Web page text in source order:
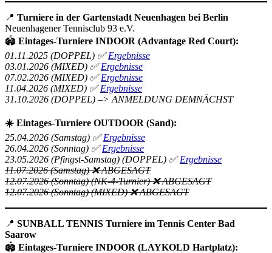
📍 Turniere in der Gartenstadt Neuenhagen bei Berlin
Neuenhagener Tennisclub 93 e.V.
🏟️ Eintages-Turniere INDOOR (Advantage Red Court):
01.11.2025 (DOPPEL) ✅ Ergebnisse
03.01.2026 (MIXED) ✅ Ergebnisse
07.02.2026 (MIXED) ✅Ergebnisse
11.04.2026 (MIXED) ✅ Ergebnisse
31.10.2026 (DOPPEL) –> ANMELDUNG DEMNÄCHST
☀️ Eintages-Turniere OUTDOOR (Sand):
25.04.2026 (Samstag) ✅Ergebnisse
26.04.2026 (Sonntag) ✅Ergebnisse
23.05.2026 (Pfingst-Samstag) (DOPPEL) ✅ Ergebnisse
11.07.2026 (Samstag) ❌ ABGESAGT
12.07.2026 (Sonntag) (NK-4-Turnier)❌ABGESAGT
12.07.2026 (Sonntag) (MIXED) ❌ ABGESAGT
📍 SUNBALL TENNIS Turniere im Tennis Center Bad
Saarow
🏟️ Eintages-Turniere INDOOR (LAYKOLD Hartplatz):